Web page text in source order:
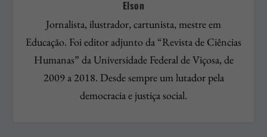
Elson
Jornalista, ilustrador, cartunista, mestre em
Educação. Foi editor adjunto da “Revista de Ciências
Humanas” da Universidade Federal de Viçosa, de
2009 a 2018. Desde sempre um lutador pela
democracia e justiça social.